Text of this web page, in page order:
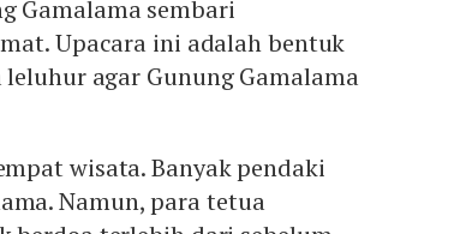
Gamalama sembari
Upacara ini adalah bentuk
leluhur agar Gunung Gamalama
wisata. Banyak pendaki
Namun, para tetua